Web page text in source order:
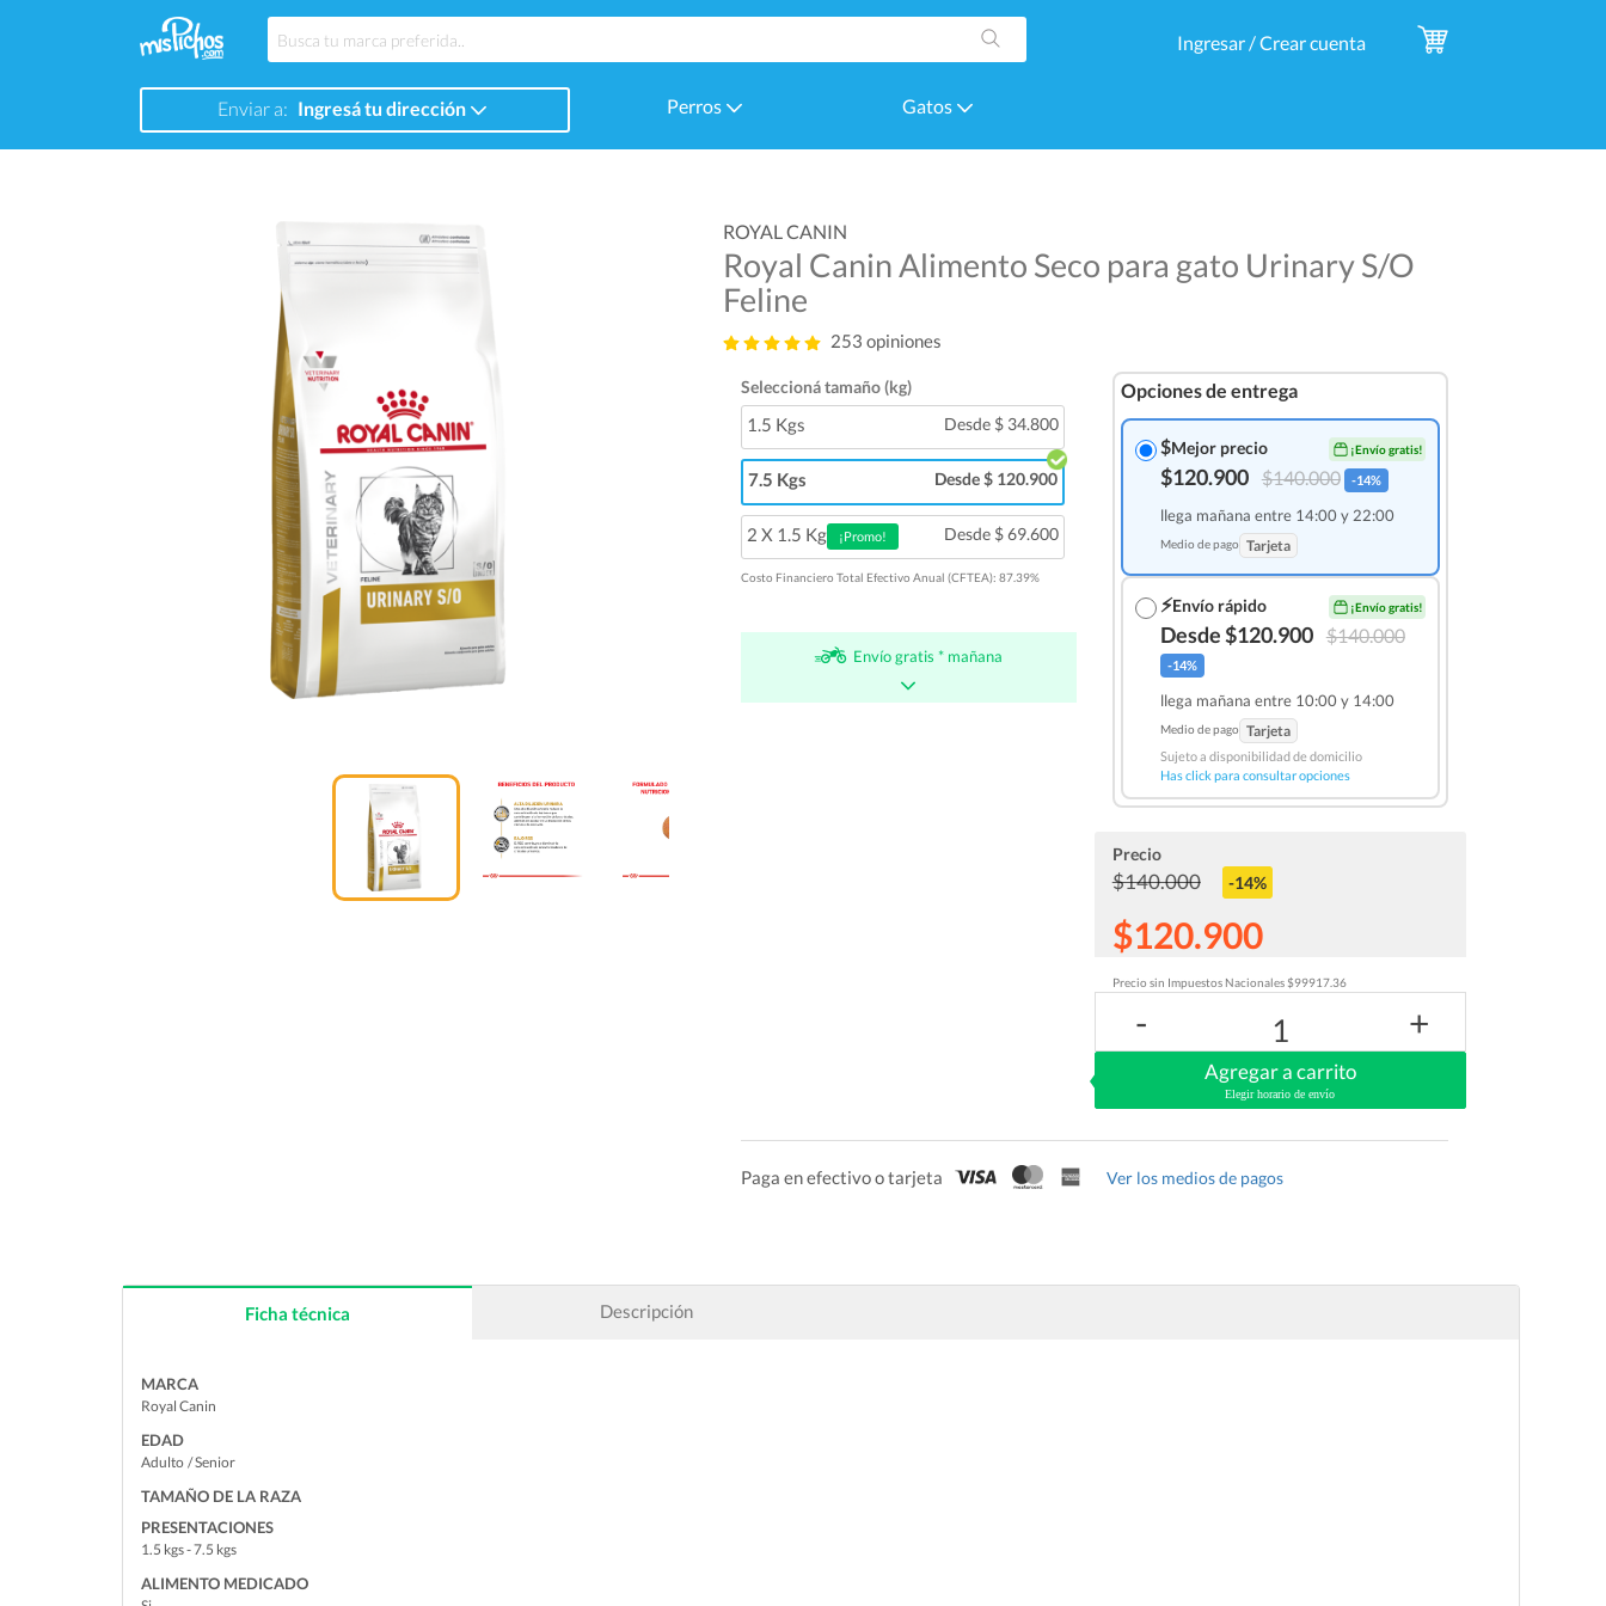
Ingresar / Crear cuenta
Enviar a: Ingresá tu dirección Perros Gatos
ROYAL CANIN
Royal Canin Alimento Seco para gato Urinary S/O
Feline
253 opiniones
Seleccioná tamaño (kg)
1.5 Kgs Desde $ 34.800
7.5 Kgs Desde $ 120.900
2 X 1.5 Kg ¡Promo! Desde $ 69.600
Costo Financiero Total Efectivo Anual (CFTEA): 87.39%
Envío gratis * mañana
Opciones de entrega
$Mejor precio ¡Envío gratis!
$120.900 $140.000 -14%
llega mañana entre 14:00 y 22:00
Medio de pago Tarjeta
⚡Envío rápido ¡Envío gratis!
Desde $120.900 $140.000
-14%
llega mañana entre 10:00 y 14:00
Medio de pago Tarjeta
Sujeto a disponibilidad de domicilio
Has click para consultar opciones
Precio
$140.000 -14%
$120.900
Precio sin Impuestos Nacionales $99917.36
- 1 +
Agregar a carrito
Elegir horario de envío
Paga en efectivo o tarjeta Ver los medios de pagos
Ficha técnica Descripción
MARCA
Royal Canin
EDAD
Adulto / Senior
TAMAÑO DE LA RAZA
PRESENTACIONES
1.5 kgs - 7.5 kgs
ALIMENTO MEDICADO